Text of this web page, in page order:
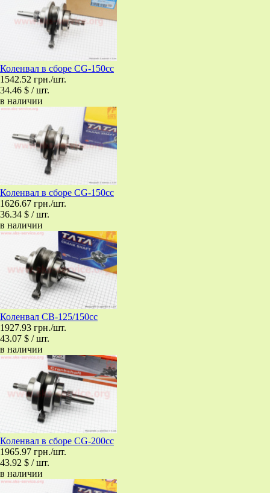
Коленвал в сборе CG-150сс
1542.52 грн./шт.
34.46 $ / шт.
в наличии
Коленвал в сборе CG-150сс
1626.67 грн./шт.
36.34 $ / шт.
в наличии
Коленвал CB-125/150cc
1927.93 грн./шт.
43.07 $ / шт.
в наличии
Коленвал в сборе CG-200сс
1965.97 грн./шт.
43.92 $ / шт.
в наличии